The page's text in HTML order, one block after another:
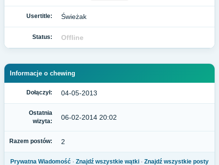
Usertitle: Świeżak
Status: Offline
Informacje o chewing
Dołączył: 04-05-2013
Ostatnia
wizyta:
06-02-2014 20:02
Razem postów: 2
Prywatna Wiadomość · Znajdź wszystkie wątki · Znajdź wszystkie posty